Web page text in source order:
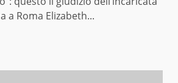
a Roma Elizabeth...